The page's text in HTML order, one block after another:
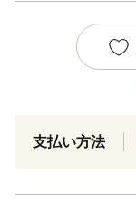
支払い方法